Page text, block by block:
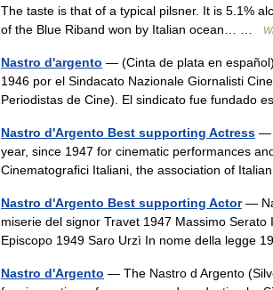
The taste is that of a typical pilsner. It is 5.1%
of the Blue Riband won by Italian ocean… …
Nastro d'argento — (Cinta de plata en
1946 por el Sindacato Nazionale Giornalisti
Periodistas de Cine). El sindicato fue fundado
Nastro d'Argento Best supporting Actress —
year, since 1947 for cinematic performances
Cinematografici Italiani, the association of
Nastro d'Argento Best supporting Actor—
miserie del signor Travet 1947 Massimo
Episcopo 1949 Saro Urzì In nome della legge
Nastro d'Argento — The Nastro d Argento